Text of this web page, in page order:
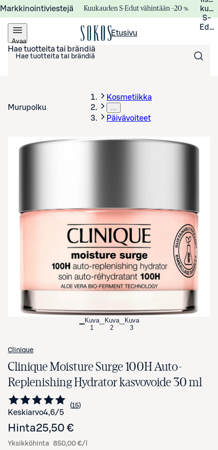
Markkinointiviestejä Kuukauden S-Edut vähintään –20 %
S-
Avaa
valikko
Etusivu
Hae tuotteita tai brändiä
Murupolku
Kosmetiikka
…
Päivävoiteet
Avaa tuotekuva suurennettuna
Kuva
1
Kuva
2
Kuva
3
Clinique
Clinique Moisture Surge 100H Auto-
Replenishing Hydrator kasvovoide 30 ml
Keskiarvo4,6/5 Siirry arvioihin
15
kappaletta
Hinta25,50 €
Yksikköhinta 850,00 €/l